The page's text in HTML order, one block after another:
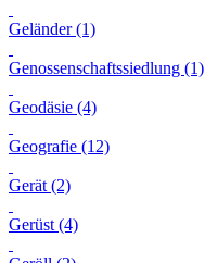
Geländer (1)
Genossenschaftssiedlung (1)
Geodäsie (4)
Geografie (12)
Gerät (2)
Gerüst (4)